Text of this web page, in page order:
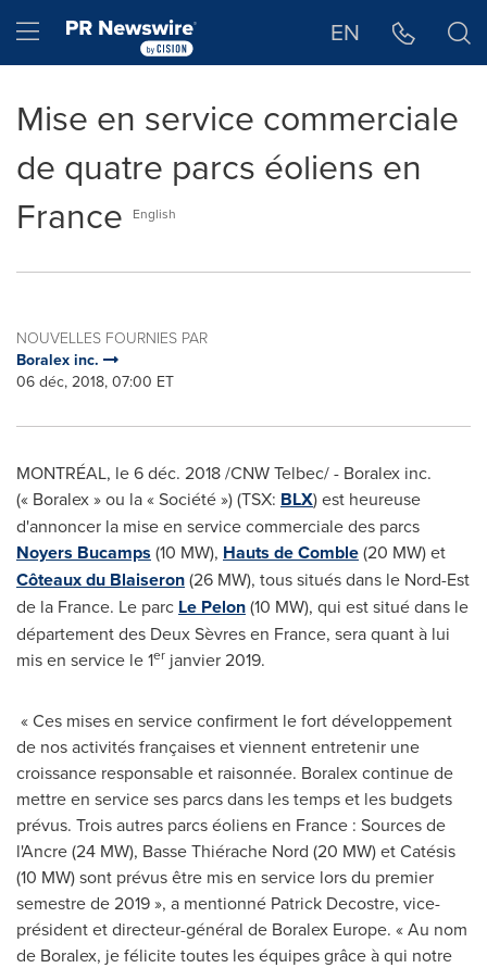
Hamburger menu EN
Mise en service commerciale
de quatre parcs éoliens en
France
English
NOUVELLES FOURNIES PAR
Boralex inc.
06 déc, 2018, 07:00 ET
MONTRÉAL, le 6 déc. 2018 /CNW Telbec/ - Boralex inc.
(« Boralex » ou la « Société ») (TSX: BLX) est heureuse
d'annoncer la mise en service commerciale des parcs
Noyers Bucamps (10 MW), Hauts de Comble(20 MW) et
Côteaux du Blaiseron(26 MW), tous situés dans le Nord-Est
de la France. Le parc Le Pelon(10 MW), qui est situé dans le
département des Deux Sèvres en France, sera quant à lui
mis en service le 1er janvier 2019.
« Ces mises en service confirment le fort développement
de nos activités françaises et viennent entretenir une
croissance responsable et raisonnée. Boralex continue de
mettre en service ses parcs dans les temps et les budgets
prévus. Trois autres parcs éoliens en France : Sources de
l'Ancre (24 MW), Basse Thiérache Nord (20 MW) et Catésis
(10 MW) sont prévus être mis en service lors du premier
semestre de 2019 », a mentionné Patrick Decostre, vice-
président et directeur-général de Boralex Europe. « Au nom
de Boralex, je félicite toutes les équipes grâce à qui notre